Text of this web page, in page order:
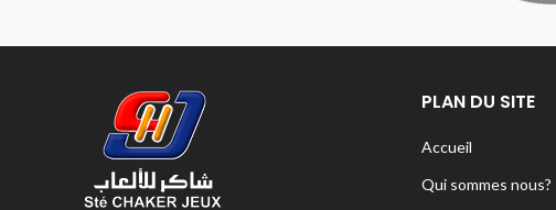
PLAN DU SITE
Accueil
Qui sommes nous?